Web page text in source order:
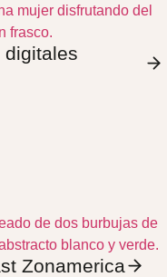
digitales
Zonamerica